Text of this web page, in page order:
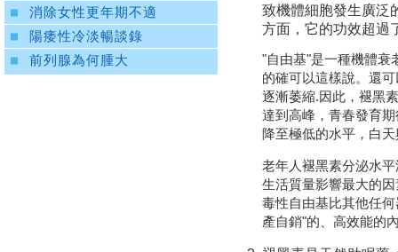
致機體細胞發生廣泛
方面，它的功效超過
"自由基"是一種機體衰
的確可以這樣說。還
逐漸萎縮.因此，褪黑
達到高峰，青春發育
降至極低的水平，白
老年人褪黑素分泌水
生活質量影響最大的
毒性自由基比其他任
產自銷"的、高效能的
消除女性更年期不適
陽痿性冷淡暢談錄
前列腺為何腫大